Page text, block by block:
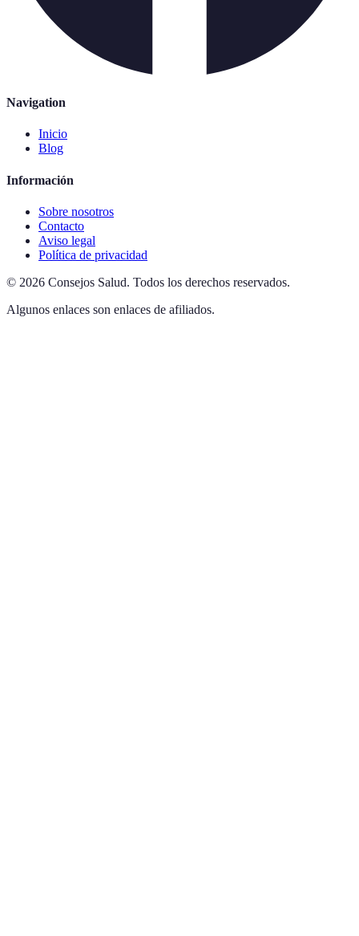
Navigation
Inicio
Blog
Información
Sobre nosotros
Contacto
Aviso legal
Política de privacidad
© 2026 Consejos Salud. Todos los derechos reservados.
Algunos enlaces son enlaces de afiliados.